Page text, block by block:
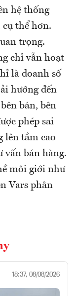
hệ thống
thể hơn.
trọng.
chỉ vẫn hoạt
là doanh số
hướng đến
bán, bên
phép sai
lên tầm cao
vấn bán hàng.
môi giới như
Vars phân
18:37, 08/08/2026